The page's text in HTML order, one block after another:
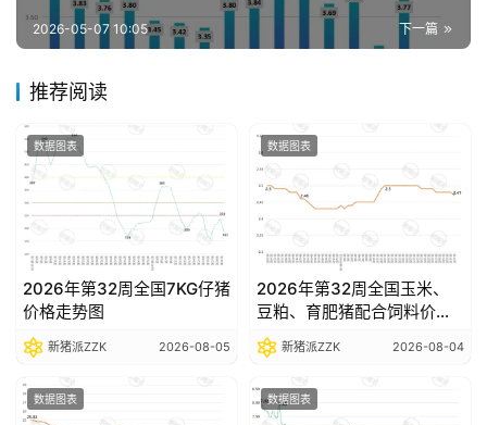
报
数
据
图
表
今
日
猪
价
下一篇
2026-05-07 10:05
推荐阅读
数据图表
2026年第32周全国7KG仔猪
价格走势图
新猪派ZZK 2026-08-05
数据图表
2026年第32周全国玉米、
豆粕、育肥猪配合饲料价格
走势图
新猪派ZZK 2026-08-04
数据图表 数据图表